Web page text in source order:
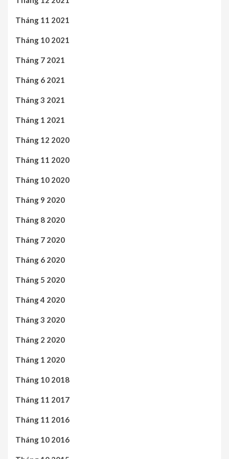
Tháng 11 2021
Tháng 10 2021
Tháng 7 2021
Tháng 6 2021
Tháng 3 2021
Tháng 1 2021
Tháng 12 2020
Tháng 11 2020
Tháng 10 2020
Tháng 9 2020
Tháng 8 2020
Tháng 7 2020
Tháng 6 2020
Tháng 5 2020
Tháng 4 2020
Tháng 3 2020
Tháng 2 2020
Tháng 1 2020
Tháng 10 2018
Tháng 11 2017
Tháng 11 2016
Tháng 10 2016